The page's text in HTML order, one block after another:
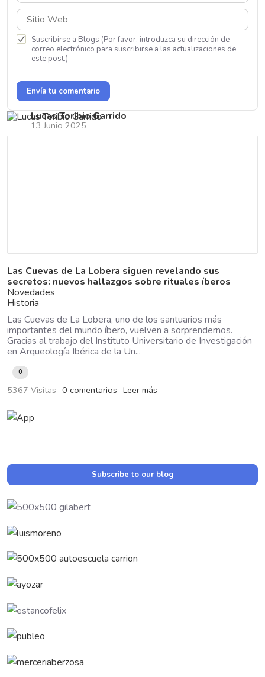
Suscribirse a Blogs (Por favor, introduzca su dirección de
correo electrónico para suscribirse a las actualizaciones de
este post.)
Envía tu comentario
Lucas Toribio Garrido
13 Junio 2025
Las Cuevas de La Lobera siguen revelando sus
secretos: nuevos hallazgos sobre rituales íberos
Novedades
Historia
Las Cuevas de La Lobera, uno de los santuarios más
importantes del mundo íbero, vuelven a sorprendernos.
Gracias al trabajo del Instituto Universitario de Investigación
en Arqueología Ibérica de la Un...
0
5367 Visitas 0 comentarios Leer más
Subscribe to our blog